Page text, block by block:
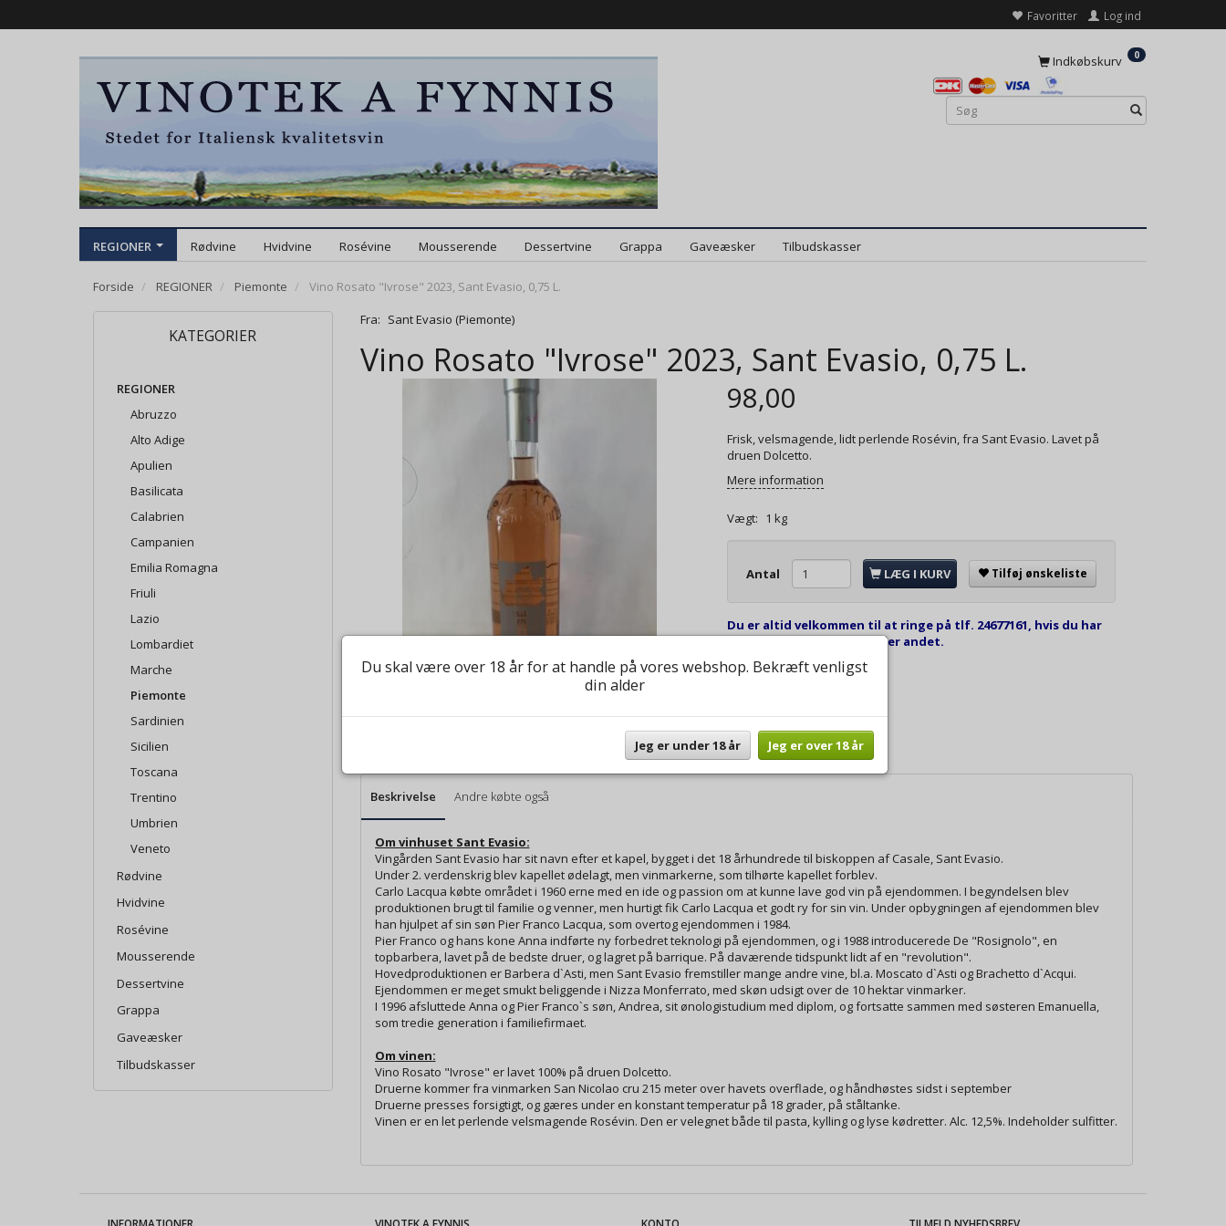
Favoritter Log ind
Indkøbskurv 0
REGIONER Rødvine Hvidvine Rosévine Mousserende Dessertvine Grappa Gaveæsker Tilbudskasser
Forside REGIONER Piemonte Vino Rosato "Ivrose" 2023, Sant Evasio, 0,75 L.
KATEGORIER
REGIONER
Abruzzo
Alto Adige
Apulien
Basilicata
Calabrien
Campanien
Emilia Romagna
Friuli
Lazio
Lombardiet
Marche
Piemonte
Sardinien
Sicilien
Toscana
Trentino
Umbrien
Veneto
Rødvine
Hvidvine
Rosévine
Mousserende
Dessertvine
Grappa
Gaveæsker
Tilbudskasser
Fra: Sant Evasio (Piemonte)
Vino Rosato "Ivrose" 2023, Sant Evasio, 0,75 L.
98,00
Frisk, velsmagende, lidt perlende Rosévin, fra Sant Evasio. Lavet på
druen Dolcetto.
Mere information
Vægt: 1 kg
Antal LÆG I KURV Tilføj ønskeliste
Du er altid velkommen til at ringe på tlf. 24677161, hvis du har
spørgsmål til bestilling eller andet.
Beskrivelse Andre købte også
Om vinhuset Sant Evasio:
Vingården Sant Evasio har sit navn efter et kapel, bygget i det 18 århundrede til biskoppen af Casale, Sant Evasio.
Under 2. verdenskrig blev kapellet ødelagt, men vinmarkerne, som tilhørte kapellet forblev.
Carlo Lacqua købte området i 1960 erne med en ide og passion om at kunne lave god vin på ejendommen. I begyndelsen blev
produktionen brugt til familie og venner, men hurtigt fik Carlo Lacqua et godt ry for sin vin. Under opbygningen af ejendommen blev
han hjulpet af sin søn Pier Franco Lacqua, som overtog ejendommen i 1984.
Pier Franco og hans kone Anna indførte ny forbedret teknologi på ejendommen, og i 1988 introducerede De "Rosignolo", en
topbarbera, lavet på de bedste druer, og lagret på barrique. På daværende tidspunkt lidt af en "revolution".
Hovedproduktionen er Barbera d`Asti, men Sant Evasio fremstiller mange andre vine, bl.a. Moscato d`Asti og Brachetto d`Acqui.
Ejendommen er meget smukt beliggende i Nizza Monferrato, med skøn udsigt over de 10 hektar vinmarker.
I 1996 afsluttede Anna og Pier Franco`s søn, Andrea, sit ønologistudium med diplom, og fortsatte sammen med søsteren Emanuella,
som tredie generation i familiefirmaet.
Om vinen:
Vino Rosato "Ivrose" er lavet 100% på druen Dolcetto.
Druerne kommer fra vinmarken San Nicolao cru 215 meter over havets overflade, og håndhøstes sidst i september
Druerne presses forsigtigt, og gæres under en konstant temperatur på 18 grader, på ståltanke.
Vinen er en let perlende velsmagende Rosévin. Den er velegnet både til pasta, kylling og lyse kødretter. Alc. 12,5%. Indeholder sulfitter.
Du skal være over 18 år for at handle på vores webshop. Bekræft venligst
din alder
Jeg er under 18 år Jeg er over 18 år